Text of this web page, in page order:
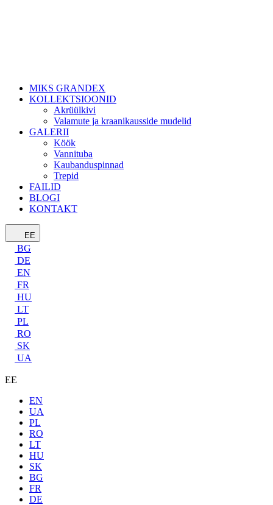
MIKS GRANDEX
KOLLEKTSIOONID
Akrüülkivi
Valamute ja kraanikausside mudelid
GALERII
Köök
Vannituba
Kaubanduspinnad
Trepid
FAILID
BLOGI
KONTAKT
EE
BG
DE
EN
FR
HU
LT
PL
RO
SK
UA
EE
EN
UA
PL
RO
LT
HU
SK
BG
FR
DE